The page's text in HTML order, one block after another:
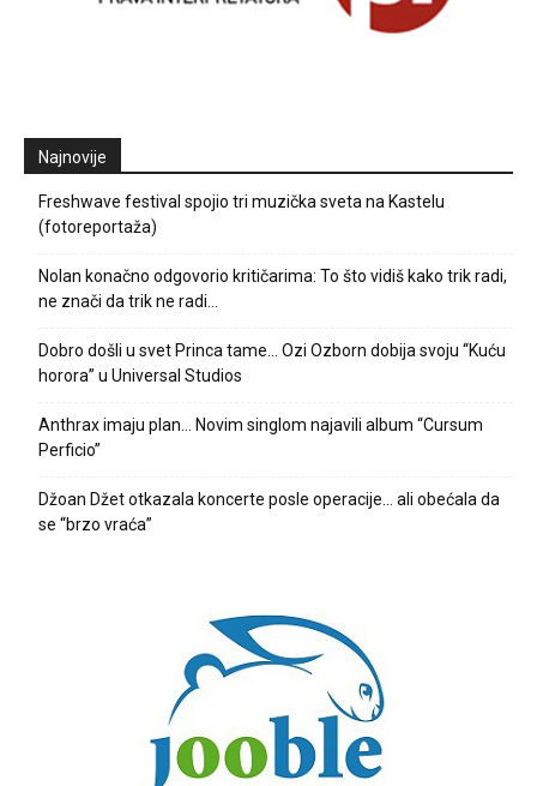
Najnovije
Freshwave festival spojio tri muzička sveta na Kastelu
(fotoreportaža)
Nolan konačno odgovorio kritičarima: To što vidiš kako trik radi,
ne znači da trik ne radi…
Dobro došli u svet Princa tame… Ozi Ozborn dobija svoju “Kuću
horora” u Universal Studios
Anthrax imaju plan… Novim singlom najavili album “Cursum
Perficio”
Džoan Džet otkazala koncerte posle operacije… ali obećala da
se “brzo vraća”